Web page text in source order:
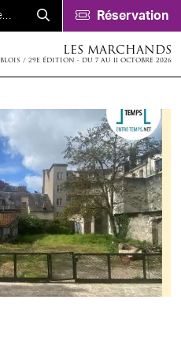
Réservation
LES MARCHANDS
BLOIS / 29E ÉDITION - DU 7 AU 11 OCTOBRE 2026